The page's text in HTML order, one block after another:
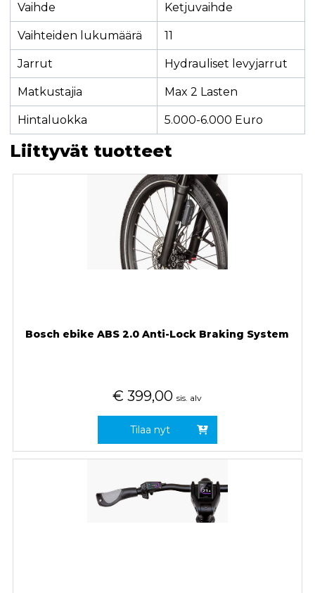
Vaihde Ketjuvaihde
Vaihteiden lukumäärä 11
Jarrut Hydrauliset levyjarrut
Matkustajia Max 2 Lasten
Hintaluokka 5.000-6.000 Euro
Liittyvät tuotteet
Bosch ebike ABS 2.0 Anti-Lock Braking System
€ 399,00 sis. alv
Tilaa nyt